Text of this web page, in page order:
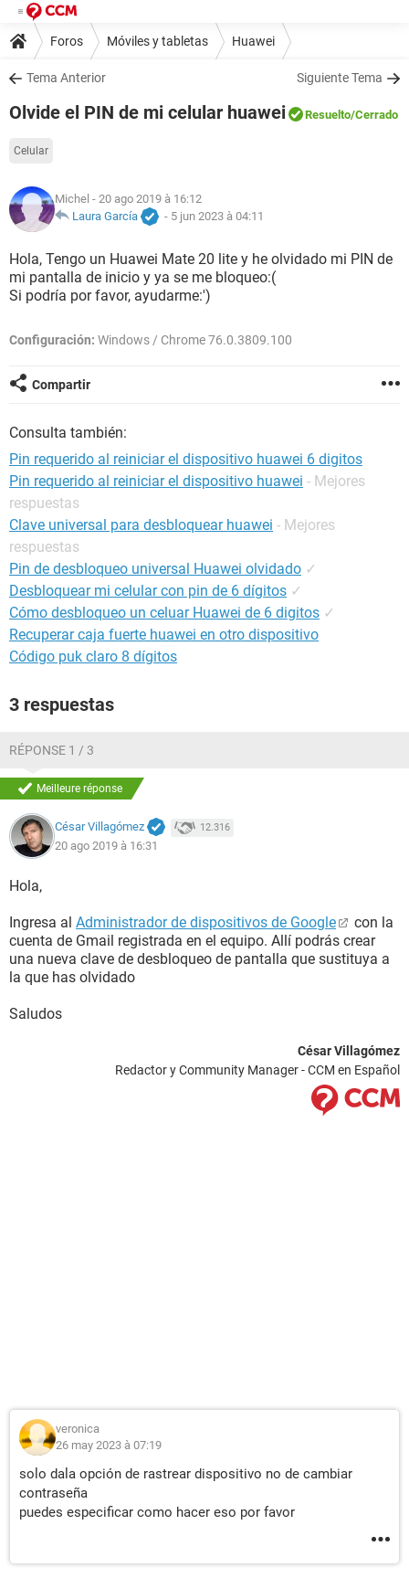
Foros Móviles y tabletas Huawei
Tema Anterior Siguiente Tema
Olvide el PIN de mi celular huawei Resuelto/Cerrado
Celular
Michel - 20 ago 2019 à 16:12
Laura García
- 5 jun 2023 à 04:11
Hola, Tengo un Huawei Mate 20 lite y he olvidado mi PIN de
mi pantalla de inicio y ya se me bloqueo:(
Si podría por favor, ayudarme:')
Configuración: Windows / Chrome 76.0.3809.100
Compartir
Consulta también:
Pin requerido al reiniciar el dispositivo huawei 6 digitos
Pin requerido al reiniciar el dispositivo huawei - Mejores
respuestas
Clave universal para desbloquear huawei - Mejores
respuestas
Pin de desbloqueo universal Huawei olvidado ✓
Desbloquear mi celular con pin de 6 dígitos ✓
Cómo desbloqueo un celuar Huawei de 6 digitos ✓
Recuperar caja fuerte huawei en otro dispositivo
Código puk claro 8 dígitos
3 respuestas
RÉPONSE 1 / 3
Meilleure réponse
César Villagómez 12.316
20 ago 2019 à 16:31
Hola,
Ingresa al Administrador de dispositivos de Google
con la
cuenta de Gmail registrada en el equipo. Allí podrás crear
una nueva clave de desbloqueo de pantalla que sustituya a
la que has olvidado
Saludos
César Villagómez
Redactor y Community Manager - CCM en Español
veronica
26 may 2023 à 07:19
solo dala opción de rastrear dispositivo no de cambiar
contraseña
puedes especificar como hacer eso por favor